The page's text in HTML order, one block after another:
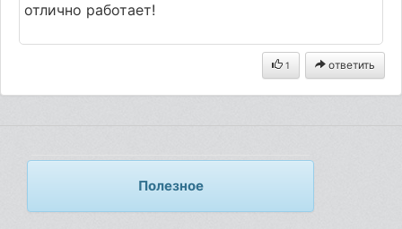
отлично работает!
1 ответить
Полезное